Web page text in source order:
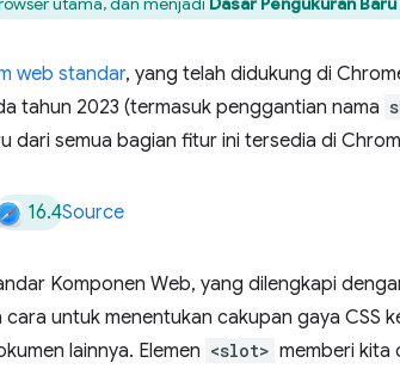
web standar, yang telah didukung di
tahun 2023 (termasuk penggantian nama
dari semua bagian fitur ini tersedia di
16.4Source
Komponen Web, yang dilengkapi
cara untuk menentukan cakupan gaya CSS
lainnya. Elemen <slot> memberi kita